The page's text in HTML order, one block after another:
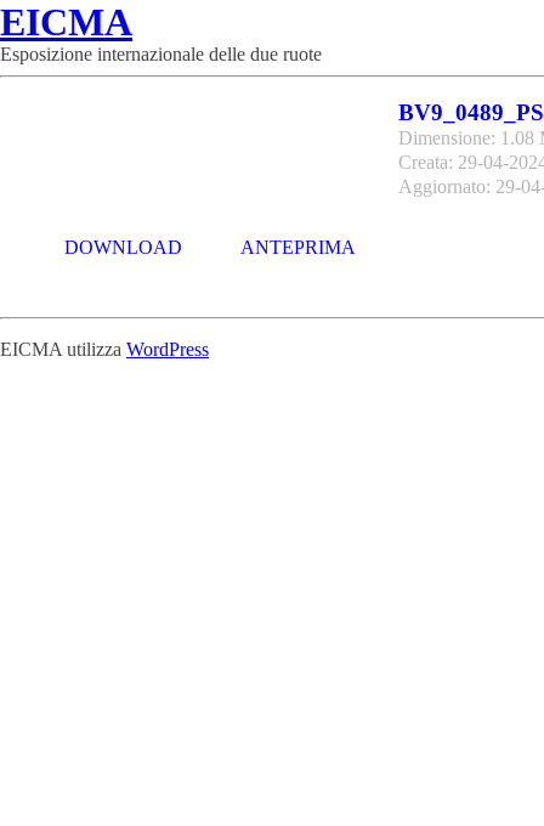
EICMA
Esposizione internazionale delle due ruote
BV9_0489_PS
Dimensione: 1.08
Creata: 29-04-
Aggiornato: 29-
DOWNLOAD ANTEPRIMA
EICMA utilizza WordPress